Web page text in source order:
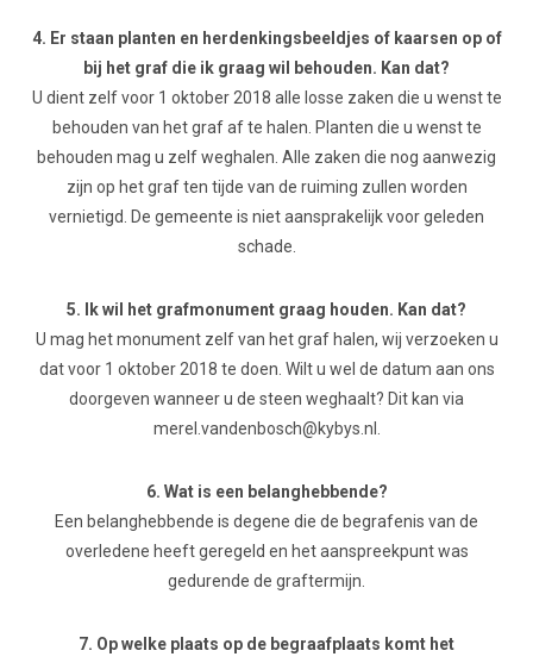
4. Er staan planten en herdenkingsbeeldjes of kaarsen op of
bij het graf die ik graag wil behouden. Kan dat?
U dient zelf voor 1 oktober 2018 alle losse zaken die u wenst te
behouden van het graf af te halen. Planten die u wenst te
behouden mag u zelf weghalen. Alle zaken die nog aanwezig
zijn op het graf ten tijde van de ruiming zullen worden
vernietigd. De gemeente is niet aansprakelijk voor geleden
schade.
5. Ik wil het grafmonument graag houden. Kan dat?
U mag het monument zelf van het graf halen, wij verzoeken u
dat voor 1 oktober 2018 te doen. Wilt u wel de datum aan ons
doorgeven wanneer u de steen weghaalt? Dit kan via
merel.vandenbosch@kybys.nl.
6. Wat is een belanghebbende?
Een belanghebbende is degene die de begrafenis van de
overledene heeft geregeld en het aanspreekpunt was
gedurende de graftermijn.
7. Op welke plaats op de begraafplaats komt het